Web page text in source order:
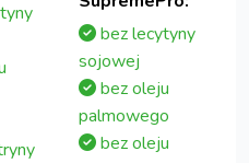
bez lecytyny
sojowej
bez oleju
palmowego
bez oleju